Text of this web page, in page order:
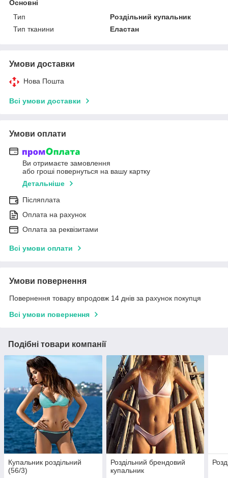
Основні
Тип
Роздільний купальник
Тип тканини
Еластан
Умови доставки
Нова Пошта
Всі умови доставки
Умови оплати
Ви отримаєте замовлення
або гроші повернуться на вашу картку
Детальніше
Післяплата
Оплата на рахунок
Оплата за реквізитами
Всі умови оплати
Умови повернення
Повернення товару впродовж 14 днів за рахунок покупця
Всі умови повернення
Подібні товари компанії
Купальник роздільний
(56/3)
Роздільний брендовий
купальник